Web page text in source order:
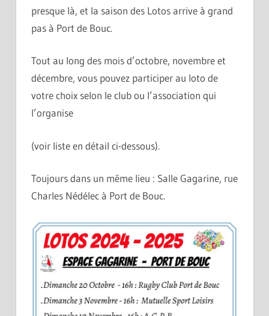
presque là, et la saison des Lotos arrive à grand
pas à Port de Bouc.
Tout au long des mois d’octobre, novembre et
décembre, vous pouvez participer au loto de
votre choix selon le club ou l’association qui
l’organise
(voir liste en détail ci-dessous).
Toujours dans un même lieu : Salle Gagarine, rue
Charles Nédélec à Port de Bouc.